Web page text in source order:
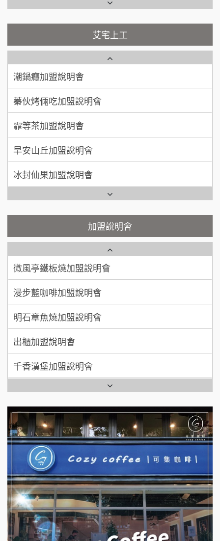
100萬 ~ 200萬
100萬~200萬
周 先生/小姐
加盟預算
徐 先生/小姐
加盟預算 50萬~75萬
何 先生/小姐 台南
加盟預算
呂 先生/小姐 新竹市
200萬~400萬
顏 先生/小姐 台北市
加盟預算 100萬 ~ 200萬
廖 先生/小姐
加盟預算 200萬~300萬
艾宅上工
彭富貴加盟說明會
NU PASTA義大利麵加盟說明會
潮鍋癮加盟說明會
蓁伙烤倆吃加盟說明會
霏等茶加盟說明會
早安山丘加盟說明會
冰封仙果加盟說明會
Ramble Café 漫步藍咖啡加盟說明會
微風亭鐵板燒加盟說明會
鮮茶道加盟說明會
【曉妍美妝】誠徵行政櫃檯
自助洗衣店誠徵代洗收送人員(台中市)
MUSHEN徵SPA美容芳療師
日十。早午食加盟說明會
拾鑶火鍋加盟說明會
全家加盟說明會
台灣G湯加盟說明會
彭富貴加盟說明會
NU PASTA義大利麵加盟說明會
潮鍋癮加盟說明會
蓁伙烤倆吃加盟說明會
加盟說明會
藍象廷泰式火鍋加盟說明會
日十。早午食加盟說明會
上宇林加盟說明會
莫尼早餐Morni加盟說明會
手作功夫茶加盟說明會
SHARE TEA歇腳亭加盟說明會
潮味決-湯滷專門店加盟說明會
鬍子茶加盟說明會
鮮茶道加盟說明會
微風亭鐵板燒加盟說明會
漫步藍咖啡加盟說明會
明石章魚燒加盟說明會
出櫃加盟說明會
千香漢堡加盟說明會
七盞茶加盟說明會
拉亞漢堡加盟說明會
杜芳子古味茶鋪加盟說明會
優握握×酸奶大獅加盟說明會
冬城門加盟說明會
拾鑶火鍋加盟說明會
阿性情趣無人販售所加盟明會